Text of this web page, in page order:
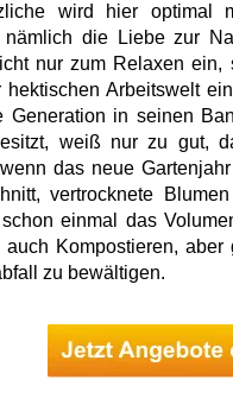
wird hier optimal
nämlich die Liebe zur
nur zum Relaxen ein,
Arbeitswelt
Generation in seinen
weiß nur zu gut,
das neue
vertrocknete
einmal das
Kompostieren,
zu bewältigen.